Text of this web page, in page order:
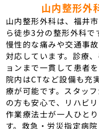
山内整形外
山内整形外科は、福井
ら徒歩3分の整形外科で
慢性的な痛みや交通事
対応しています。診療
ョンまで一貫して患者
院内はCTなど設備も充
療が可能です。スタッ
の方も安心で、リハビ
作業療法士が一人ひと
す。救急・労災指定病